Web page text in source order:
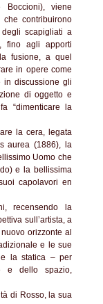
viene
contribuirono
scapigliati a
fino agli apporti
fusione, a quel
in opere come
in discussione gli
di oggetto e
“dimenticare la
la cera, legata
aurea (1886), la
Uomo che
e la bellissima
capolavori en
recensendo la
sull’artista, a
orizzonte al
e le sue
la statica – per
e dello spazio,
di Rosso, la sua